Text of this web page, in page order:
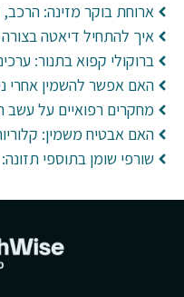
ארוחת בוקר מזינה: הרכב,
איך להתחיל דיאטה
ברוקולי קפוא בתנור:
האם אפשר להשמין אחרי
מחקרים רפואיים על עשב
האם אבטיח משמין:
שורפי שומן בתוספי תזונה: